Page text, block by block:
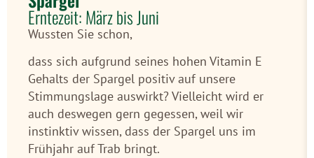
Erntezeit: März bis Juni
Wussten Sie schon,
dass sich aufgrund seines hohen Vitamin E
Gehalts der Spargel positiv auf unsere
Stimmungslage auswirkt? Vielleicht wird er
auch deswegen gern gegessen, weil wir
instinktiv wissen, dass der Spargel uns im
Frühjahr auf Trab bringt.